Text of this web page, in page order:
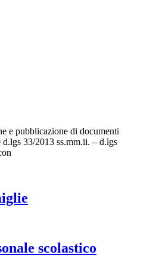
e pubblicazione di documenti
33/2013 ss.mm.ii. – d.lgs
scolastico